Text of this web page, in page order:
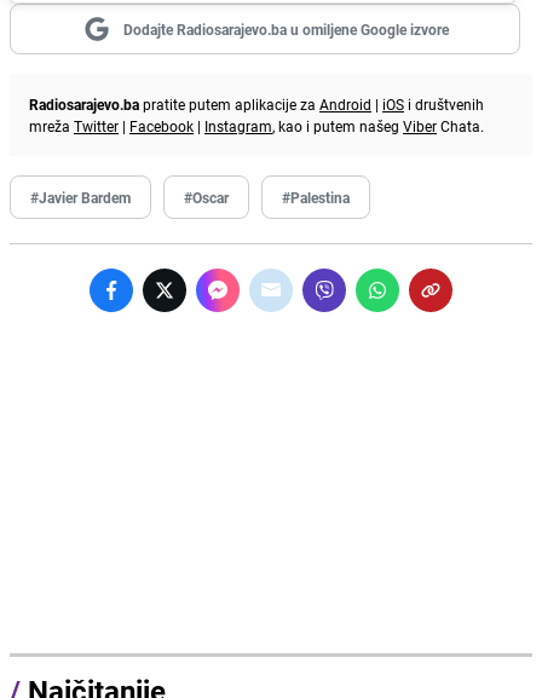
Dodajte Radiosarajevo.ba u omiljene Google izvore
Radiosarajevo.bapratite putem aplikacije za Android | iOS i društvenih
mreža Twitter | Facebook | Instagram, kao i putem našeg ViberChata.
#Javier Bardem #Oscar #Palestina